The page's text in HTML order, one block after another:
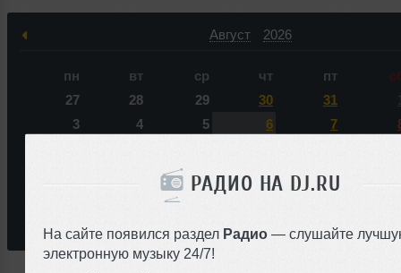
РАДИО НА DJ.RU
На сайте появился раздел Радио — слушайте
электронную музыку 24/7!
Август 2026
пн вт ср чт пт
27
28 29 30 31
3
4 5 6 7
19 20 21